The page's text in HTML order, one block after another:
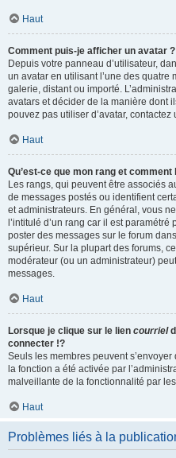
Haut
Comment puis-je afficher un avatar ?
Depuis votre panneau d’utilisateur,
un avatar en utilisant l’une des quatre
galerie, distant ou importé.
avatars et décider de la manière dont
pouvez pas utiliser d’avatar,
Haut
Qu’est-ce que mon rang et comment
Les rangs, qui peuvent être associés
de messages postés ou identifient
et administrateurs. En général, vous
l’intitulé d’un rang car il est
poster des messages sur le forum
supérieur. Sur la plupart des forums,
modérateur (ou un administrateur)
messages.
Haut
Lorsque je clique sur le lien courriel
connecter !?
Seuls les membres peuvent
la fonction a été activée par
malveillante de la fonctionnalité par
Haut
Problèmes liés à la